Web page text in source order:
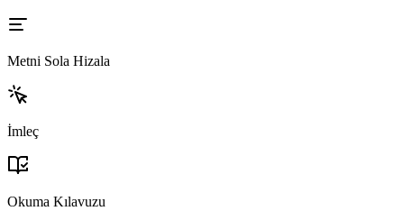
Metni Sola Hizala
İmleç
Okuma Kılavuzu